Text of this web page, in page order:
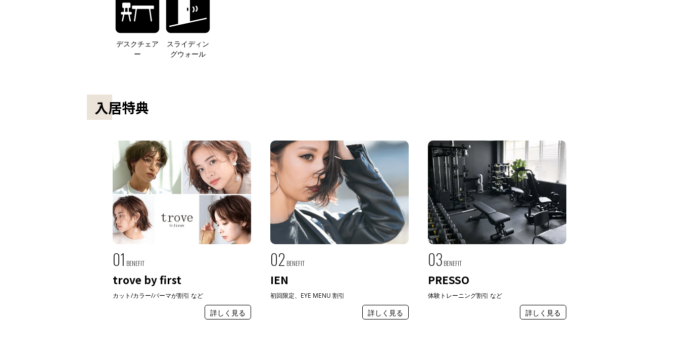
デスクチェア
ー
スライディン
グウォール
入居特典
01 BENEFIT
trove by first
カット/カラー/パーマが割引 など
詳しく見る
02 BENEFIT
IEN
初回限定、EYE MENU 割引
詳しく見る
03 BENEFIT
PRESSO
体験トレーニング割引 など
詳しく見る